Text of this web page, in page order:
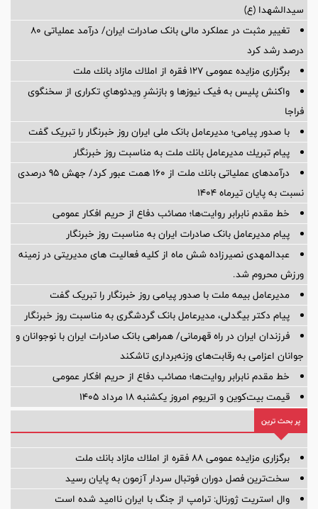
سیدالشهدا (ع)
تغییر مثبت در عملکرد مالی بانک صادرات ایران/ درآمد عملیاتی 80
درصد رشد کرد
برگزاری مزایده عمومی 127 فقره از املاك مازاد بانك ملت
واکنش پلیس به فیک نیوزها و بازنشرِ ویدئوهایِ تکراری از سخنگوی
فراجا
با صدور پیامی؛ مدیرعامل بانک ملی ایران روز خبرنگار را تبریک گفت
پیام تبریك مدیرعامل بانك ملت به مناسبت روز خبرنگار
درآمدهای عملیاتی بانك ملت از 160 همت عبور كرد/ جهش 95 درصدی
نسبت به پایان تیرماه 1404
خط مقدم نابرابر روایت‌ها؛ مصائب دفاع از حریم افکار عمومی
پیام مدیرعامل بانک صادرات ایران به مناسبت روز خبرنگار
عبدالمهدی نصیرزاده شش ماه از کلیه فعالیت های مدیریتی در زمینه
ورزش محروم شد.
مدیرعامل بیمه ملت با صدور پیامی روز خبرنگار را تبریک گفت
پیام دکتر بیگدلی، مدیرعامل بانک گردشگری به مناسبت روز خبرنگار
فرزندان ایران در راه قهرمانی/ همراهی بانک صادرات ایران با نوجوانان و
جوانان اعزامی به رقابت‌های وزنه‌برداری تاشکند
خط مقدم نابرابر روایت‌ها؛ مصائب دفاع از حریم افکار عمومی
قیمت بیت‌کوین و اتریوم امروز یکشنبه ۱۸ مرداد ۱۴۰۵
پر بحث ترین
برگزاری مزایده عمومی 88 فقره از املاك مازاد بانك ملت
سخت‌ترین فصل دوران فوتبال سردار آزمون به پایان رسید
وال استریت ژورنال: ترامپ از جنگ با ایران ناامید شده است